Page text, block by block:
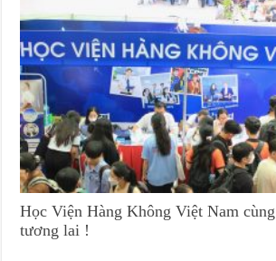
Học Viện Hàng Không Việt Nam
tương lai !